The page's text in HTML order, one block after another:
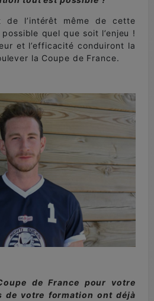
de l’intérêt même de cette
quel que soit l’enjeu !
et l’efficacité conduiront la
la Coupe de France.
de France pour votre
de votre formation ont déjà